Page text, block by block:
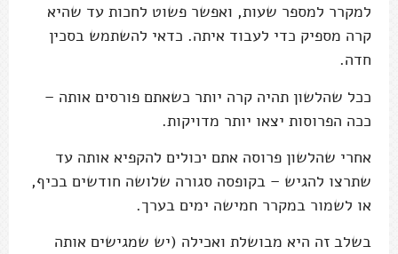
למקרר למספר שעות, ואפשר פשוט לחכות עד שהיא
קרה מספיק כדי לעבוד איתה. כדאי להשתמש בסכין
חדה.
ככל שהלשון תהיה קרה יותר כשאתם פורסים אותה –
ככה הפרוסות יצאו יותר מדויקות.
אחרי שהלשון פרוסה אתם יכולים להקפיא אותה עד
שתרצו להגיש – בקופסה סגורה שלושה חודשים בכיף,
או לשמור במקרר חמישה ימים בערך.
בשלב זה היא מבושלת ואכילה (יש שמגישים אותה